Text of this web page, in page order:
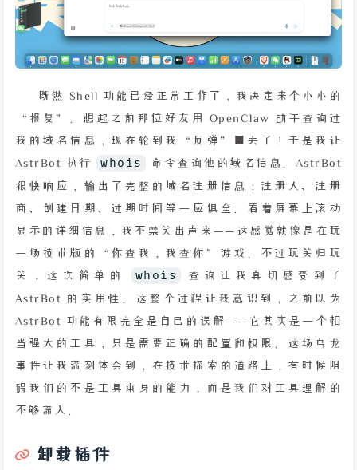
既然 Shell 功能已经正常工作了，我决定来个小小的
“报复”。想起之前那位好友用 OpenClaw 助手查询过
我的域名信息，现在轮到我“反弹”回去了！于是我让
AstrBot 执行
whois
命令查询他的域名信息。AstrBot
很快响应，输出了完整的域名注册信息：注册人、注册
商、创建日期、过期时间等一应俱全。看着屏幕上滚动
显示的详细信息，我不禁笑出声来——这感觉就像是在玩
一场技术版的“你查我，我查你”游戏。不过玩笑归玩
笑，这次简单的
whois
查询让我真切感受到了
AstrBot 的实用性。这整个过程让我意识到，之前以为
AstrBot 功能有限完全是自己的误解——它其实是一个相
当强大的工具，只是需要正确的配置和权限。这场乌龙
事件让我深刻体会到，在技术探索的道路上，有时候阻
碍我们的不是工具本身的能力，而是我们对工具理解的
不够深入。
卸载插件